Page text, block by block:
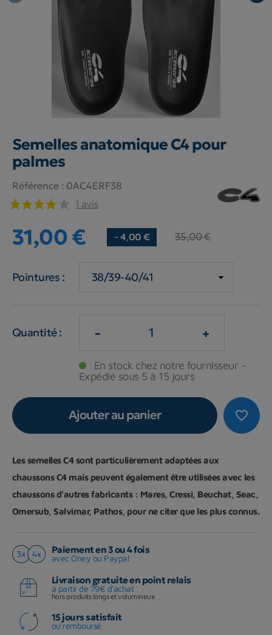
Semelles anatomique C4 pour
palmes
Référence : 0AC4ERF38
1 avis
31,00 € - 4,00 € 35,00 €
Pointures :
Quantité : - +
En stock chez notre fournisseur -
Expédié sous 5 à 15 jours
favorite_border
Ajouter au panier
Les semelles C4 sont particulièrement adaptées aux
chaussons C4 mais peuvent également être utilisées avec les
chaussons d’autres fabricants : Mares, Cressi, Beuchat, Seac,
Omersub, Salvimar, Pathos, pour ne citer que les plus connus.
Paiement en 3 ou 4 fois
avec Oney ou Paypal
Livraison gratuite en point relais
à partir de 79€ d'achat
hors produits longs et volumineux
15 jours satisfait
ou remboursé